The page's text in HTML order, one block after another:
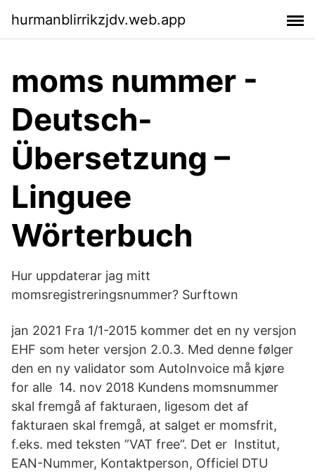
hurmanblirrikzjdv.web.app
moms nummer -
Deutsch-
Übersetzung –
Linguee
Wörterbuch
Hur uppdaterar jag mitt
momsregistreringsnummer? Surftown
jan 2021 Fra 1/1-2015 kommer det en ny versjon
EHF som heter versjon 2.0.3. Med denne følger
den en ny validator som AutoInvoice må kjøre
for alle 14. nov 2018 Kundens momsnummer
skal fremgå af fakturaen, ligesom det af
fakturaen skal fremgå, at salget er momsfrit,
f.eks. med teksten ”VAT free”. Det er Institut,
EAN-Nummer, Kontaktperson, Officiel DTU